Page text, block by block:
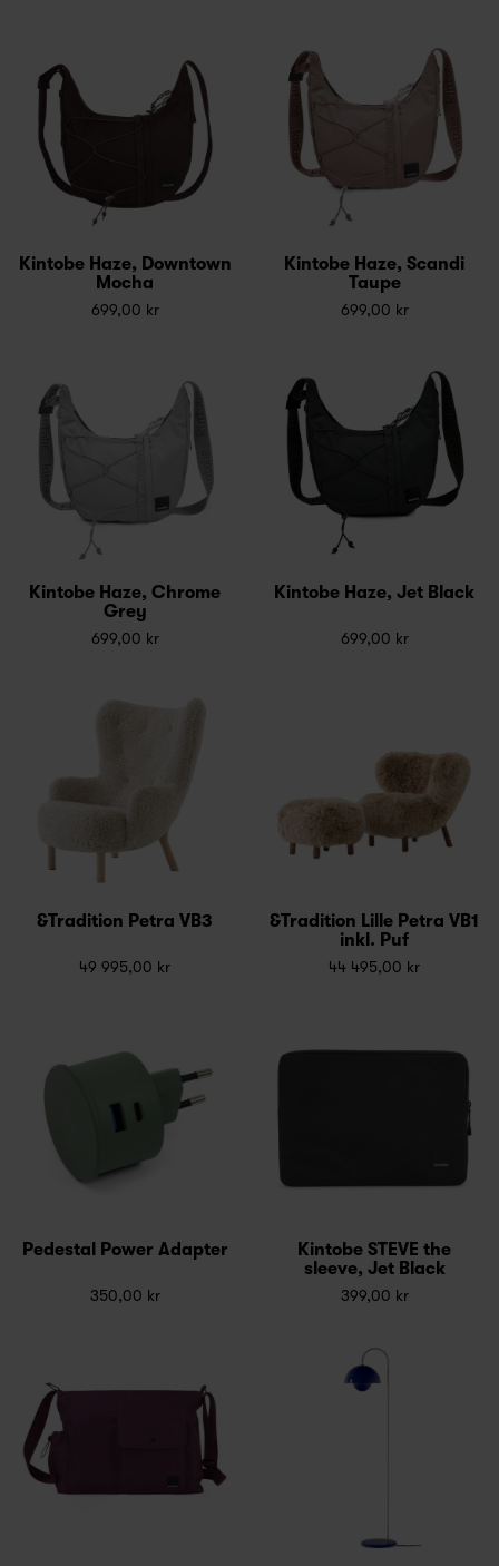
Kintobe Haze, Downtown
Mocha
699,00 kr
Kintobe Haze, Scandi
Taupe
699,00 kr
Kintobe Haze, Chrome
Grey
699,00 kr
Kintobe Haze, Jet Black
699,00 kr
&Tradition Petra VB3
49 995,00 kr
&Tradition Lille Petra VB1
inkl. Puf
44 495,00 kr
Pedestal Power Adapter
350,00 kr
Kintobe STEVE the
sleeve, Jet Black
399,00 kr